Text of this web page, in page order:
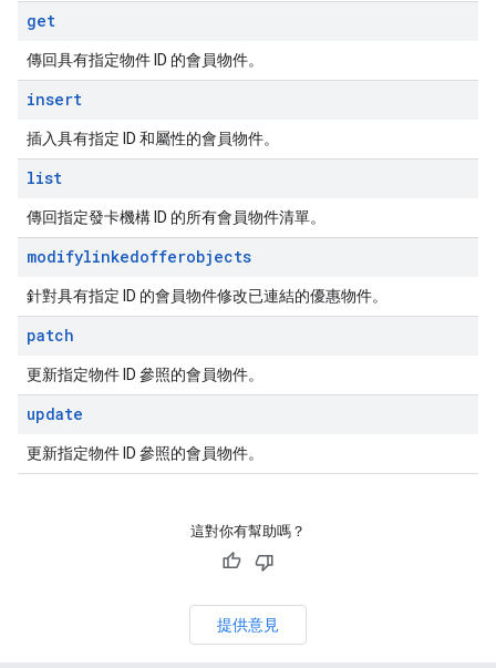
get
傳回具有指定物件 ID 的會員物件。
insert
插入具有指定 ID 和屬性的會員物件。
list
傳回指定發卡機構 ID 的所有會員物件清單。
modifylinkedofferobjects
針對具有指定 ID 的會員物件修改已連結的優惠物件。
patch
更新指定物件 ID 參照的會員物件。
update
更新指定物件 ID 參照的會員物件。
這對你有幫助嗎？
提供意見